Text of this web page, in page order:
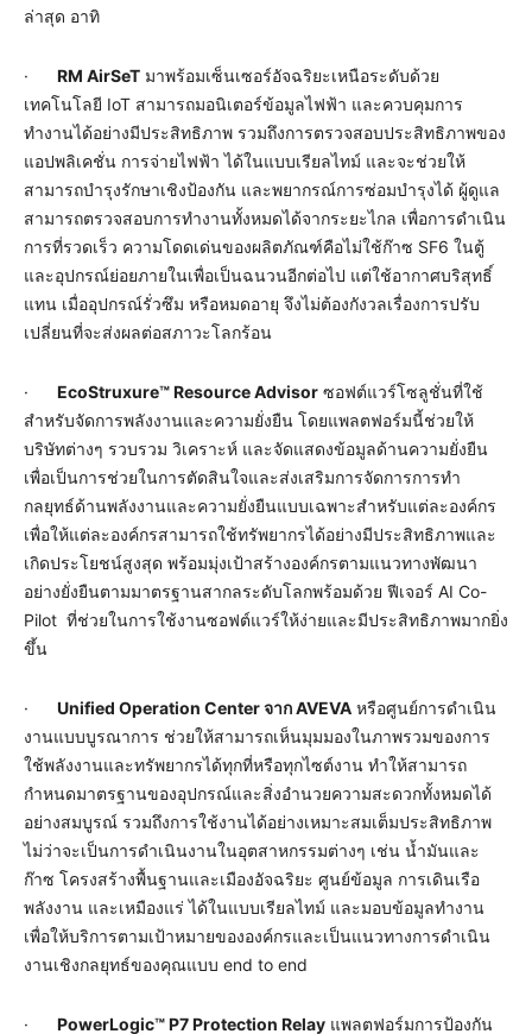
ล่าสุด อาทิ
· RM AirSeT มาพร้อมเซ็นเซอร์อัจฉริยะเหนือระดับด้วย
เทคโนโลยี IoT สามารถมอนิเตอร์ข้อมูลไฟฟ้า และควบคุมการ
ทำงานได้อย่างมีประสิทธิภาพ รวมถึงการตรวจสอบประสิทธิภาพของ
แอปพลิเคชั่น การจ่ายไฟฟ้า ได้ในแบบเรียลไทม์ และจะช่วยให้
สามารถบำรุงรักษาเชิงป้องกัน และพยากรณ์การซ่อมบำรุงได้ ผู้ดูแล
สามารถตรวจสอบการทำงานทั้งหมดได้จากระยะไกล เพื่อการดำเนิน
การที่รวดเร็ว ความโดดเด่นของผลิตภัณฑ์คือไม่ใช้ก๊าซ SF6 ในตู้
และอุปกรณ์ย่อยภายในเพื่อเป็นฉนวนอีกต่อไป แต่ใช้อากาศบริสุทธิ์
แทน เมื่ออุปกรณ์รั่วซึม หรือหมดอายุ จึงไม่ต้องกังวลเรื่องการปรับ
เปลี่ยนที่จะส่งผลต่อสภาวะโลกร้อน
· EcoStruxure™ Resource Advisor ซอฟต์แวร์โซลูชั่นที่ใช้
สำหรับจัดการพลังงานและความยั่งยืน โดยแพลตฟอร์มนี้ช่วยให้
บริษัทต่างๆ รวบรวม วิเคราะห์ และจัดแสดงข้อมูลด้านความยั่งยืน
เพื่อเป็นการช่วยในการตัดสินใจและส่งเสริมการจัดการการทำ
กลยุทธ์ด้านพลังงานและความยั่งยืนแบบเฉพาะสำหรับแต่ละองค์กร
เพื่อให้แต่ละองค์กรสามารถใช้ทรัพยากรได้อย่างมีประสิทธิภาพและ
เกิดประโยชน์สูงสุด พร้อมมุ่งเป้าสร้างองค์กรตามแนวทางพัฒนา
อย่างยั่งยืนตามมาตรฐานสากลระดับโลกพร้อมด้วย ฟีเจอร์ AI Co-
Pilot ที่ช่วยในการใช้งานซอฟต์แวร์ให้ง่ายและมีประสิทธิภาพมากยิ่ง
ขึ้น
· Unified Operation CenterจากAVEVA หรือศูนย์การดำเนิน
งานแบบบูรณาการ ช่วยให้สามารถเห็นมุมมองในภาพรวมของการ
ใช้พลังงานและทรัพยากรได้ทุกที่หรือทุกไซต์งาน ทำให้สามารถ
กำหนดมาตรฐานของอุปกรณ์และสิ่งอำนวยความสะดวกทั้งหมดได้
อย่างสมบูรณ์ รวมถึงการใช้งานได้อย่างเหมาะสมเต็มประสิทธิภาพ
ไม่ว่าจะเป็นการดำเนินงานในอุตสาหกรรมต่างๆ เช่น น้ำมันและ
ก๊าซ โครงสร้างพื้นฐานและเมืองอัจฉริยะ ศูนย์ข้อมูล การเดินเรือ
พลังงาน และเหมืองแร่ ได้ในแบบเรียลไทม์ และมอบข้อมูลทำงาน
เพื่อให้บริการตามเป้าหมายขององค์กรและเป็นแนวทางการดำเนิน
งานเชิงกลยุทธ์ของคุณแบบ end to end
· PowerLogic™ P7 Protection Relay แพลตฟอร์มการป้องกัน